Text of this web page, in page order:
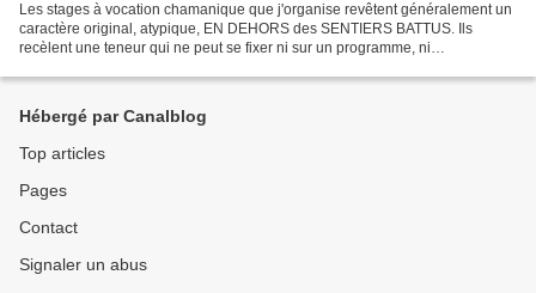
Les stages à vocation chamanique que j'organise revêtent généralement un
caractère original, atypique, EN DEHORS des SENTIERS BATTUS. Ils
recèlent une teneur qui ne peut se fixer ni sur un programme, ni
Hébergé par Canalblog
Top articles
Pages
Contact
Signaler un abus